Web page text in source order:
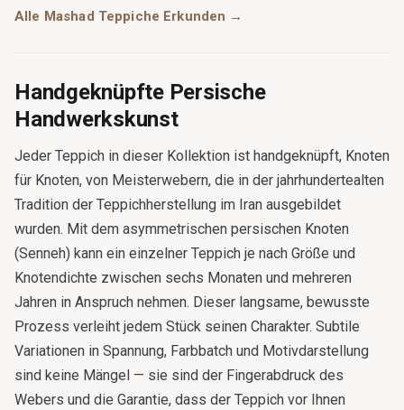
Alle Mashad Teppiche Erkunden →
Handgeknüpfte Persische
Handwerkskunst
Jeder Teppich in dieser Kollektion ist handgeknüpft, Knoten
für Knoten, von Meisterwebern, die in der jahrhundertealten
Tradition der Teppichherstellung im Iran ausgebildet
wurden. Mit dem asymmetrischen persischen Knoten
(Senneh) kann ein einzelner Teppich je nach Größe und
Knotendichte zwischen sechs Monaten und mehreren
Jahren in Anspruch nehmen. Dieser langsame, bewusste
Prozess verleiht jedem Stück seinen Charakter. Subtile
Variationen in Spannung, Farbbatch und Motivdarstellung
sind keine Mängel — sie sind der Fingerabdruck des
Webers und die Garantie, dass der Teppich vor Ihnen